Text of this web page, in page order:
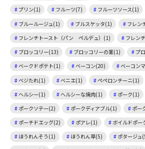
プリン(1)
フルーツ(7) フルーツソース(1)
ブルールージュ(1)
ブルスケッタ(1)
フレン
フレンチトースト（パン ペルデュ）(1)
フレン
ブロッコリー(13)
ブロッコリーの茎(1)
プ
ベークドポテト(1)
ベーコン(20)
ベーコン
ベジたれ(1)
ベニエ(1) ペペロンチーニ(1)
ヘルシー(1)
ヘルシーな焼肉(1) ポーク(1)
ポークソテー(2)
ポークディアブル(1)
ポー
ポーチドエッグ(2)
ポアレ(1) ボイルドポー
ほうれんそう(1)
ほうれん草(5) ポタージュ